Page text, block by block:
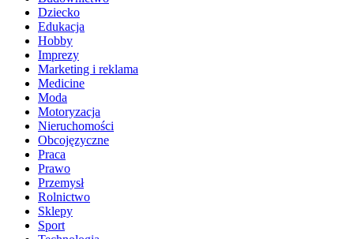
Dziecko
Edukacja
Hobby
Imprezy
Marketing i reklama
Medicine
Moda
Motoryzacja
Nieruchomości
Obcojęzyczne
Praca
Prawo
Przemysł
Rolnictwo
Sklepy
Sport